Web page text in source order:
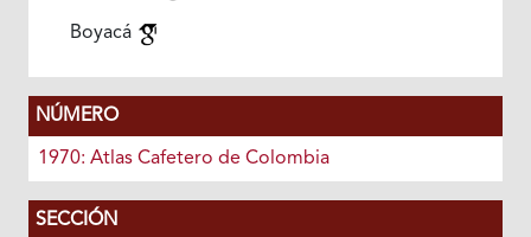
Boyacá
NÚMERO
1970: Atlas Cafetero de Colombia
SECCIÓN